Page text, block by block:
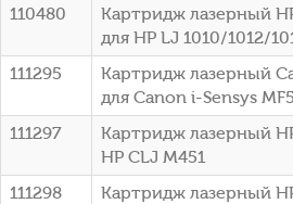
110480
Картридж лазерный
для HP LJ 1010/1012/
111295
Картридж лазерный
для Canon i-Sensys
111297
Картридж лазерный
HP CLJ M451
111298
Картридж лазерный